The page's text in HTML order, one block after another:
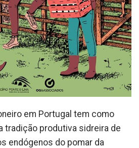
em Portugal tem como
tradição produtiva sidreira de
endógenos do pomar da